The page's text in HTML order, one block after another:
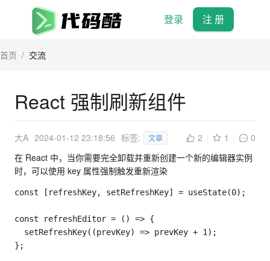
登录 注 册
首页 / 交流
React 强制刷新组件
大A 2024-01-12 23:18:56 标签: 文章 2 1
0
在 React 中，当你需要完全卸载并重新创建一个新的编辑器实例
时，可以使用 key 属性强制触发重新渲染
const [ refreshKey, setRefreshKey] = useState(0) ;
const refreshEditor = ( ) => {
setRefreshKey( (prevKey) => prevKey + 1 ) ;
} ;